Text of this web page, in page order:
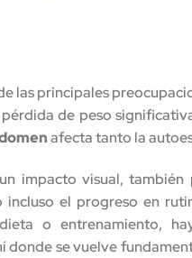
las principales
de peso
afecta tanto la
impacto visual,
el progreso en
o entrenamiento,
donde se vuelve